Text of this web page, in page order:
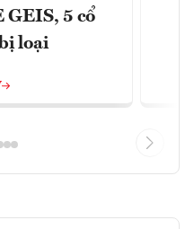
GEIS, 5 cổ
loại